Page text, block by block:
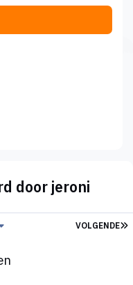
door jeroni
VOLGENDE